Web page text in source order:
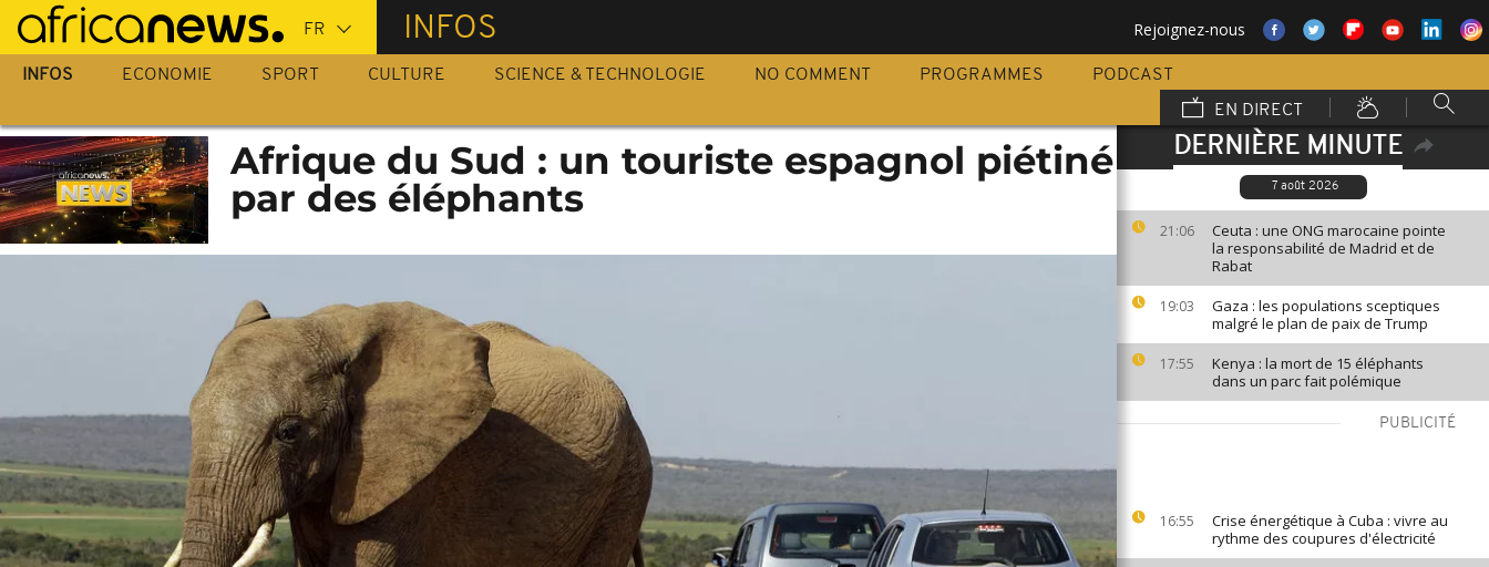
Passer
au
contenu
INFOS Rejoignez-nous
INFOS ECONOMIE SPORT CULTURE SCIENCE & TECHNOLOGIE NO COMMENT PROGRAMMES
PODCAST
EN DIRECT
DERNIÈRE MINUTE
7 août 2026
21:06
Ceuta : une ONG marocaine pointe
la responsabilité de Madrid et de
Rabat
19:03
Gaza : les populations sceptiques
malgré le plan de paix de Trump
17:55
Kenya : la mort de 15 éléphants
dans un parc fait polémique
PUBLICITÉ
16:55
Crise énergétique à Cuba : vivre au
rythme des coupures d'électricité
Afrique du Sud : un touriste espagnol piétiné
par des éléphants